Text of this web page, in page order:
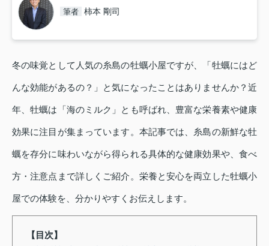
筆者 柿本 剛司
冬の味覚として人気の糸島の牡蠣小屋ですが、「牡蠣にはど
んな効能があるの？」と気になったことはありませんか？近
年、牡蠣は「海のミルク」とも呼ばれ、豊富な栄養素や健康
効果に注目が集まっています。本記事では、糸島の新鮮な牡
蠣を存分に味わいながら得られる具体的な健康効果や、食べ
方・注意点まで詳しくご紹介。栄養と安心を両立した牡蠣小
屋での体験を、分かりやすくお伝えします。
【目次】